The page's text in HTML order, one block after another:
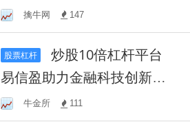
您轻松投资！
擒牛网 147
股票杠杆
炒股10倍杠杆平台
易信盈助力金融科技创新，
智能服务引领未来便捷生活
牛金所 111